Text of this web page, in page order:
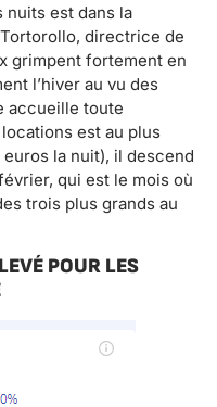
nuits est dans la
directrice de
grimpent fortement en
l’hiver au vu des
accueille toute
est au plus
euros la nuit), il descend
qui est le mois où
trois plus grands au
POUR LES